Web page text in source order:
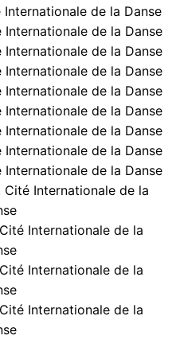
Internationale de la Danse
Internationale de la Danse
Internationale de la Danse
Internationale de la Danse
Internationale de la Danse
Internationale de la Danse
Internationale de la Danse
Internationale de la Danse
Internationale de la Danse
Cité Internationale de la
Internationale de la
Internationale de la
Internationale de la